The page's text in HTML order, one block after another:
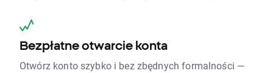
Bezpłatne otwarcie konta
Otwórz konto szybko i bez zbędnych formalności —